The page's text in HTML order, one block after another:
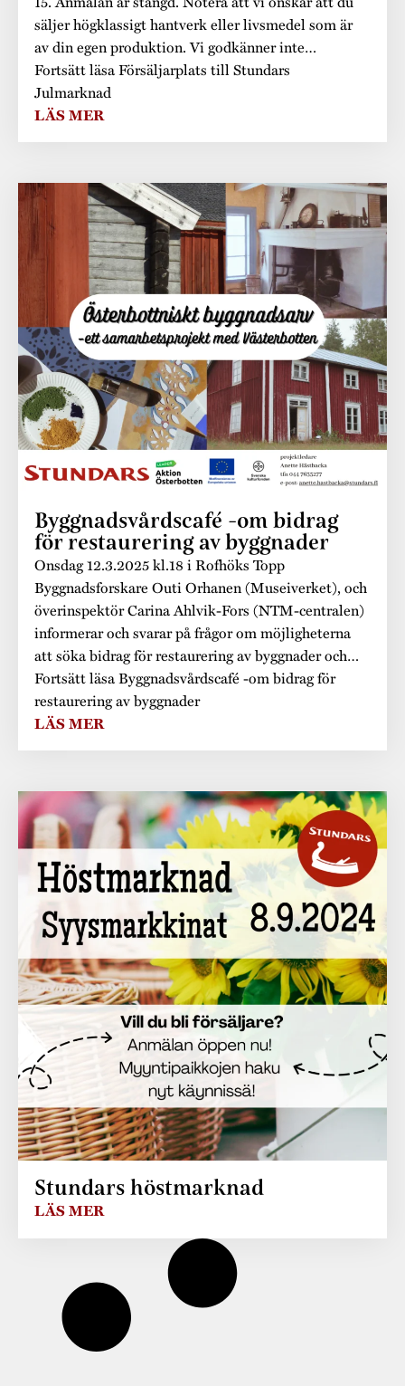
säljer högklassigt hantverk eller livsmedel som är
av din egen produktion. Vi godkänner inte…
Fortsätt läsa Försäljarplats till Stundars
Julmarknad
LÄS MER
Byggnadsvårdscafé -om bidrag
för restaurering av byggnader
Onsdag 12.3.2025 kl.18 i Rofhöks Topp
Byggnadsforskare Outi Orhanen (Museiverket), och
överinspektör Carina Ahlvik-Fors (NTM-centralen)
informerar och svarar på frågor om möjligheterna
att söka bidrag för restaurering av byggnader och…
Fortsätt läsa Byggnadsvårdscafé -om bidrag för
restaurering av byggnader
LÄS MER
Stundars höstmarknad
LÄS MER